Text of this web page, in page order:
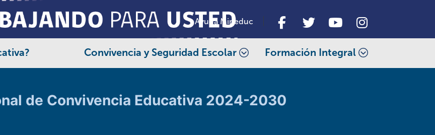
Ayuda Mineduc
Convivencia y Seguridad Escolar Formación Integral
de Convivencia Educativa 2024-2030